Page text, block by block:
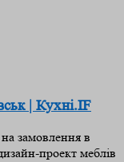
| Кухні.IF
замовлення в
проект меблів